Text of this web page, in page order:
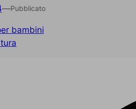
—Pubblicato
bambini